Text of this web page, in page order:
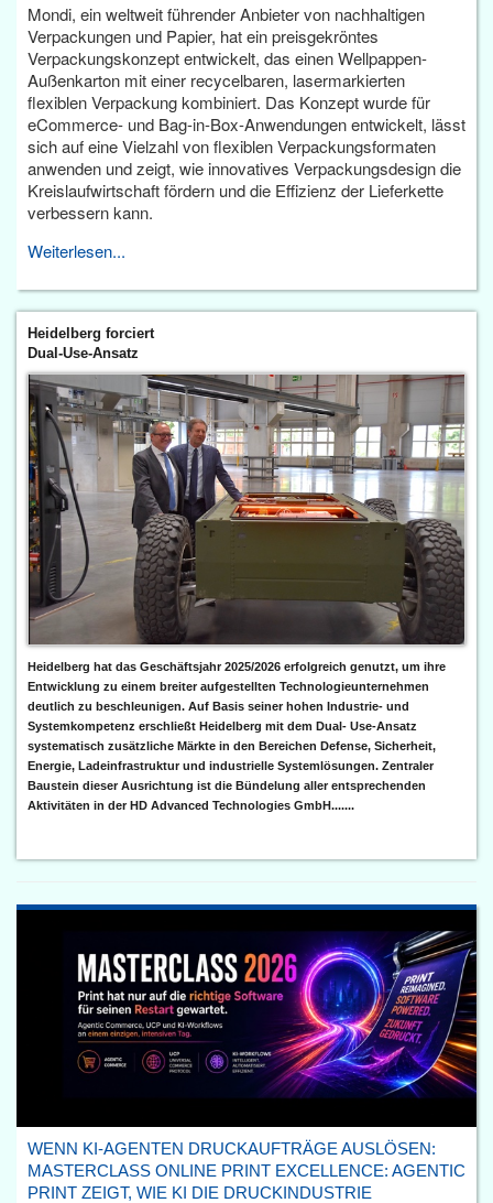
Mondi, ein weltweit führender Anbieter von nachhaltigen
Verpackungen und Papier, hat ein preisgekröntes
Verpackungskonzept entwickelt, das einen Wellpappen-
Außenkarton mit einer recycelbaren, lasermarkierten
flexiblen Verpackung kombiniert. Das Konzept wurde für
eCommerce- und Bag-in-Box-Anwendungen entwickelt, lässt
sich auf eine Vielzahl von flexiblen Verpackungsformaten
anwenden und zeigt, wie innovatives Verpackungsdesign die
Kreislaufwirtschaft fördern und die Effizienz der Lieferkette
verbessern kann.
Weiterlesen...
Heidelberg forciert
Dual-Use-Ansatz
Heidelberg hat das Geschäftsjahr 2025/2026 erfolgreich genutzt, um ihre
Entwicklung zu einem breiter aufgestellten Technologieunternehmen
deutlich zu beschleunigen. Auf Basis seiner hohen Industrie- und
Systemkompetenz erschließt Heidelberg mit dem Dual- Use-Ansatz
systematisch zusätzliche Märkte in den Bereichen Defense, Sicherheit,
Energie, Ladeinfrastruktur und industrielle Systemlösungen. Zentraler
Baustein dieser Ausrichtung ist die Bündelung aller entsprechenden
Aktivitäten in der HD Advanced Technologies GmbH.......
WENN KI-AGENTEN DRUCKAUFTRÄGE AUSLÖSEN:
MASTERCLASS ONLINE PRINT EXCELLENCE: AGENTIC
PRINT ZEIGT, WIE KI DIE DRUCKINDUSTRIE